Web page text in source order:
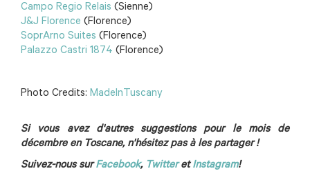
Campo Regio Relais (Sienne)
J&J Florence (Florence)
SoprArno Suites (Florence)
Palazzo Castri 1874 (Florence)
Photo Credits: MadeInTuscany
Si vous avez d'autres suggestions pour le mois de
décembre en Toscane, n'hésitez pas à les partager !
Suivez-nous surFacebook, TwitteretInstagram!